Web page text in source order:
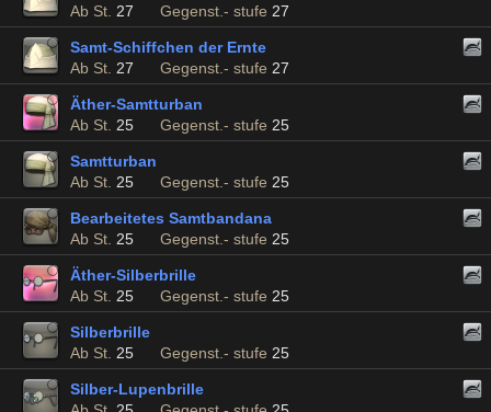
Ab St. 27 Gegenst.- stufe 27
Samt-Schiffchen der Ernte
Ab St. 27 Gegenst.- stufe 27
Äther-Samtturban
Ab St. 25 Gegenst.- stufe 25
Samtturban
Ab St. 25 Gegenst.- stufe 25
Bearbeitetes Samtbandana
Ab St. 25 Gegenst.- stufe 25
Äther-Silberbrille
Ab St. 25 Gegenst.- stufe 25
Silberbrille
Ab St. 25 Gegenst.- stufe 25
Silber-Lupenbrille